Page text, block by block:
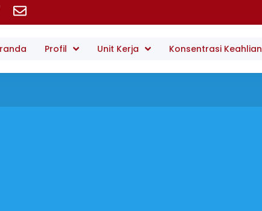
Profil Unit Kerja Konsentrasi Keahlian